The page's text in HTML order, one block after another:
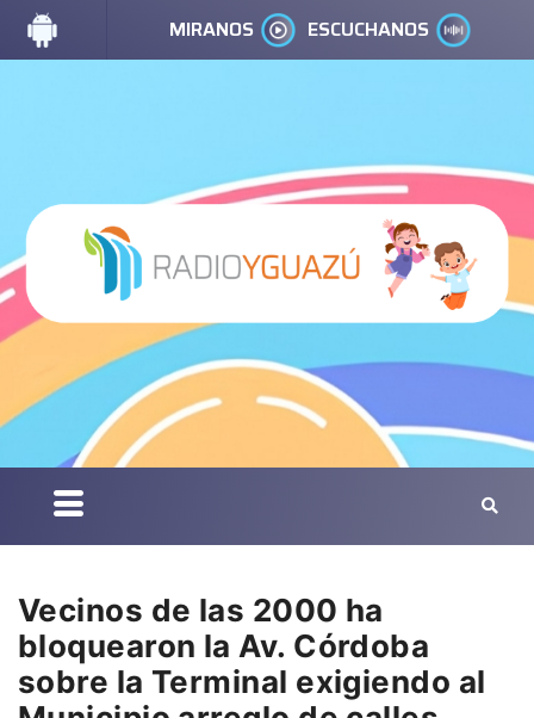
MIRANOS ESCUCHANOS
Vecinos de las 2000 ha
bloquearon la Av. Córdoba
sobre la Terminal exigiendo al